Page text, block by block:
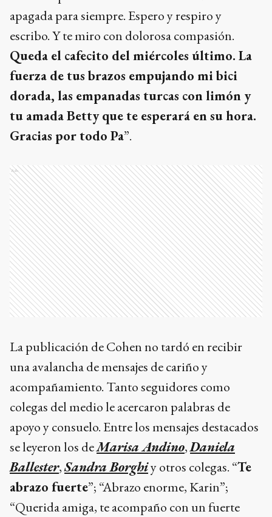
apagada para siempre. Espero y respiro y
escribo. Y te miro con dolorosa compasión.
Queda el cafecito del miércoles último. La
fuerza de tus brazos empujando mi bici
dorada, las empanadas turcas con limón y
tu amada Betty que te esperará en su hora.
Gracias por todo Pa”.
Ads
La publicación de Cohen no tardó en recibir
una avalancha de mensajes de cariño y
acompañamiento. Tanto seguidores como
colegas del medio le acercaron palabras de
apoyo y consuelo. Entre los mensajes destacados
se leyeron los deMarisa Andino,Daniela
Ballester,Sandra Borghiy otros colegas. “Te
abrazo fuerte”; “Abrazo enorme, Karin”;
“Querida amiga, te acompaño con un fuerte